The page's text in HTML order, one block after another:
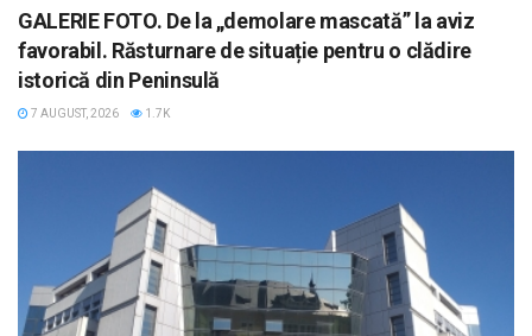
GALERIE FOTO. De la „demolare mascată” la aviz
favorabil. Răsturnare de situație pentru o clădire
istorică din Peninsulă
7 AUGUST, 2026 1.7K